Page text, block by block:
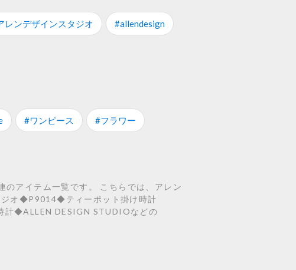
レンデザインスタジオ #allendesign
#ワンピース #フラワー
アイテム一覧です。 こちらでは、アレン
オ◆P9014◆ティーポット掛け時計
計◆ALLEN DESIGN STUDIOなどの